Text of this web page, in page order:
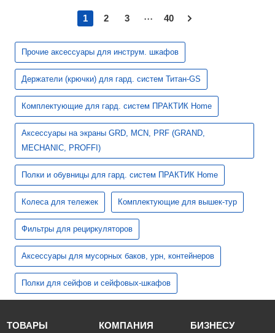
1 2 3 ... 40
Прочие аксессуары для инструм. шкафов
Держатели (крючки) для гард. систем Титан-GS
Комплектующие для гард. систем ПРАКТИК Home
Аксессуары на экраны GRD, MCN, PRF (GRAND,
MECHANIC, PROFFI)
Полки и обувницы для гард. систем ПРАКТИК Home
Колеса для тележек Комплектующие для вышек-тур
Фильтры для рециркуляторов
Аксессуары для мусорных баков, урн, контейнеров
Полки для сейфов и сейфовых-шкафов
ТОВАРЫ КОМПАНИЯ БИЗНЕСУ